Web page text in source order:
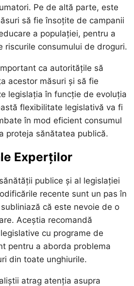
Pe de altă parte, este
să fie însoțite de campanii
a populației, pentru a
riscurile consumului de droguri.
ca autoritățile să
acestor măsuri și să fie
legislația în funcție de evoluția
flexibilitate legislativă va fi
în mod eficient consumul
proteja sănătatea publică.
Experților
publice și al legislației
recente sunt un pas în
că este nevoie de o
Aceștia recomandă
cu programe de
pentru a aborda problema
din toate unghiurile.
atrag atenția asupra